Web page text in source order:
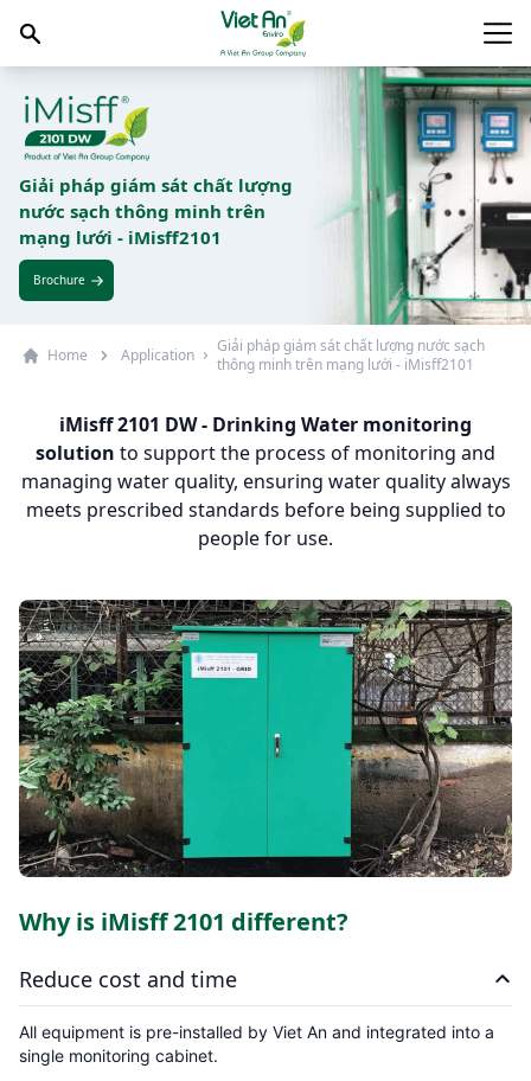
Main
Giải pháp giám sát chất lượng
nước sạch thông minh trên
mạng lưới - iMisff2101
Brochure
Home Application
Giải pháp giám sát chất lượng nước sạch
thông minh trên mạng lưới - iMisff2101
iMisff 2101 DW - Drinking Water monitoring
solution to support the process of monitoring and
managing water quality, ensuring water quality always
meets prescribed standards before being supplied to
people for use.
Why is iMisff 2101 different?
Reduce cost and time
All equipment is pre-installed by Viet An and integrated into a
single monitoring cabinet.